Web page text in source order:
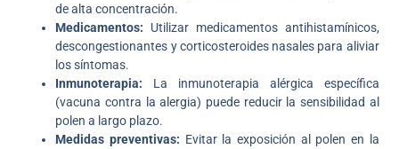
de alta concentración.
Medicamentos: Utilizar medicamentos antihistamínicos,
descongestionantes y corticosteroides nasales para aliviar
los síntomas.
Inmunoterapia: La inmunoterapia alérgica específica
(vacuna contra la alergia) puede reducir la sensibilidad al
polen a largo plazo.
Medidas preventivas: Evitar la exposición al polen en la